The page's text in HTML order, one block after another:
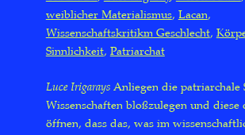
weiblicher Materialismus Lacan
Wissenschaftskritikm Geschlecht
Sinnlichkeit Patriarchat
Luce IrigaraysAnliegen die patriarchale
Wissenschaften bloßzulegen und diese
öffnen, dass das, was im